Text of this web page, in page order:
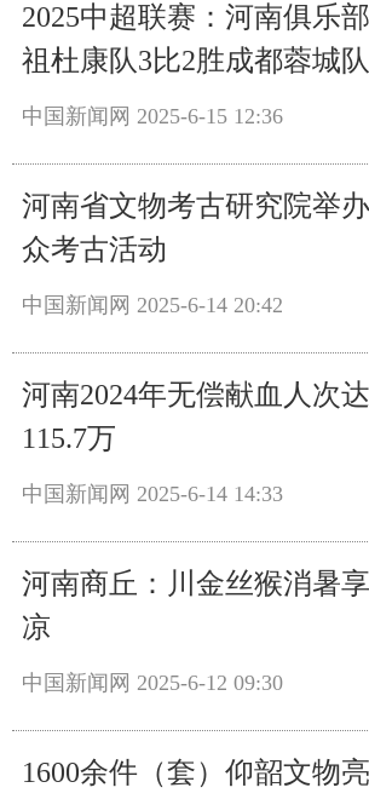
2025中超联赛：河南俱乐
祖杜康队3比2胜成都蓉城队
中国新闻网 2025-6-15 12:36
河南省文物考古研究院举
众考古活动
中国新闻网 2025-6-14 20:42
河南2024年无偿献血人次达
115.7万
中国新闻网 2025-6-14 14:33
河南商丘：川金丝猴消暑
凉
中国新闻网 2025-6-12 09:30
1600余件（套）仰韶文物